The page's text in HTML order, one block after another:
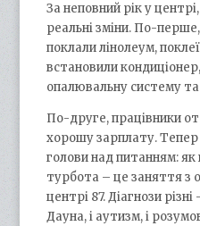
За неповний рік у
реальні зміни. По-
поклали лінолеум,
встановили
опалювальну систему
По-друге, працівники
хорошу зарплату.
голови над питанням:
турбота – це заняття з
центрі 87. Діагнози
Дауна, і аутизм, і